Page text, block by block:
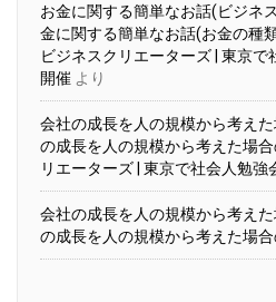
お金に関する簡単なお話(ビジネ
金に関する簡単なお話(お金の種
ビジネスクリエーターズ | 東京
開催 より
会社の成長を人の規模から考え
の成長を人の規模から考えた場
リエーターズ | 東京で社会人勉強
会社の成長を人の規模から考え
の成長を人の規模から考えた場合